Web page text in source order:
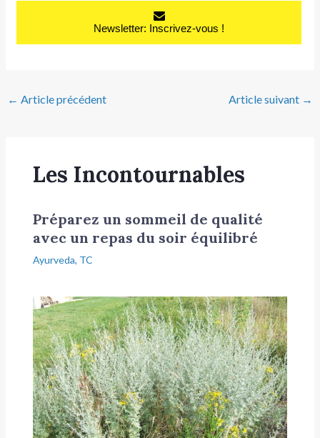
Newsletter: Inscrivez-vous !
← Article précédent Article suivant →
Les Incontournables
Préparez un sommeil de qualité
avec un repas du soir équilibré
Ayurveda, TC